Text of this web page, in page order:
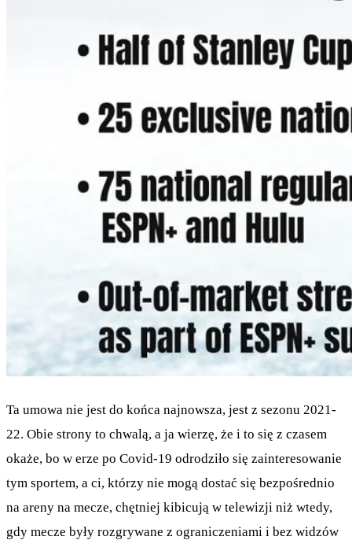
Ta umowa nie jest do końca najnowsza, jest z sezonu 2021-
22. Obie strony to chwalą, a ja wierzę, że i to się z czasem
okaże, bo w erze po Covid-19 odrodziło się zainteresowanie
tym sportem, a ci, którzy nie mogą dostać się bezpośrednio
na areny na mecze, chętniej kibicują w telewizji niż wtedy,
gdy mecze były rozgrywane z ograniczeniami i bez widzów